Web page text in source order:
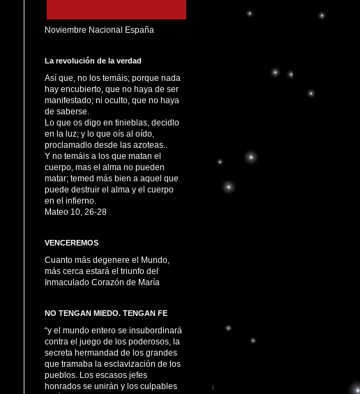
Noviembre Nacional España
La revolución de la verdad
Así que, no los temáis; porque nada
hay encubierto, que no haya de ser
manifestado; ni oculto, que no haya
de saberse.
Lo que os digo en tinieblas, decidlo
en la luz; y lo que oís al oído,
proclamadlo desde las azoteas..
Y no temáis a los que matan el
cuerpo, mas el alma no pueden
matar; temed más bien a aquel que
puede destruir el alma y el cuerpo
en el infierno.
Mateo 10, 26-28
VENCEREMOS
Cuanto más degenere el Mundo,
más cerca estará el triunfo del
Inmaculado Corazón de María
NO TENGAN MIEDO. TENGAN FE
“y el mundo entero se insubordinará
contra el juego de los poderosos, la
secreta hermandad de los grandes
que tramaba la esclavización de los
pueblos. Los escasos jefes
honrados se unirán y los culpables